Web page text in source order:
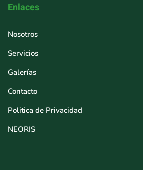
Enlaces
Nosotros
Servicios
Galerías
Contacto
Politica de Privacidad
NEORIS